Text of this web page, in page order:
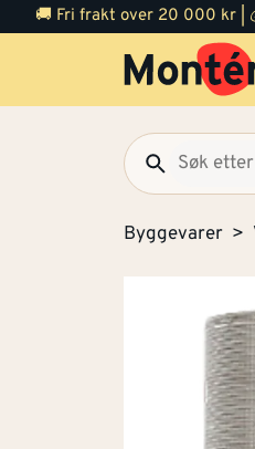
🚚 Fri frakt over 20 000 kr |
Byggevarer